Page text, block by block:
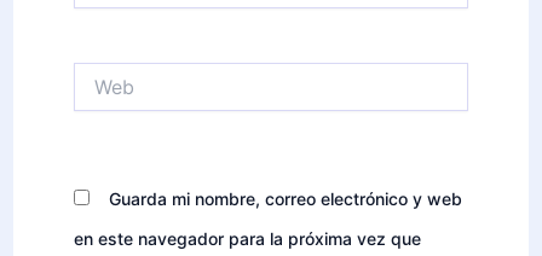
Guarda mi nombre, correo electrónico y web
en este navegador para la próxima vez que